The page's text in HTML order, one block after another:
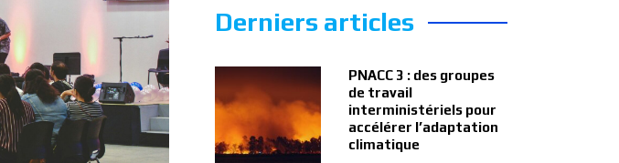
Derniers articles
PNACC 3 : des groupes
de travail
interministériels pour
accélérer l’adaptation
climatique